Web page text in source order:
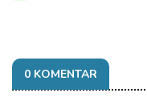
0 KOMENTAR